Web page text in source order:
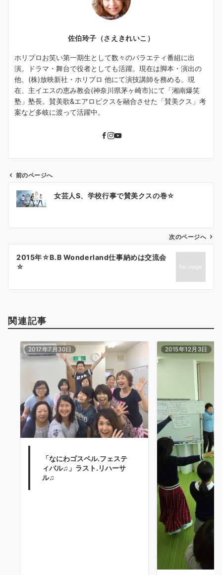
佐伯玲子（さえきれいこ）
ホリプロお笑い第一期生として数々のバラエティ番組に出
演。ドラマ・舞台で役者としても活躍。現在は脚本・演出の
他、(株)放映新社・ホリプロ 他にて演技講師を務める。現
在、主イエスの恵み教会(神奈川県茅ヶ崎市)にて「湘南爆笑
塾」塾長。賛美歌&エアロビクスを融合させた「賛美クス」考
案など多岐に渡って活躍中。
ビ
ン
前のページへ
女芸人S、学校行事で賛美クスの巻☆
次のページへ
2015年☆B.B Wonderland仕事納めは交流会
☆
関連記事
2017年7月30日
「なにわゴスペル.フェステ
ィバル♫」ラスト.リハーサ
ル♫
2015年12月3日